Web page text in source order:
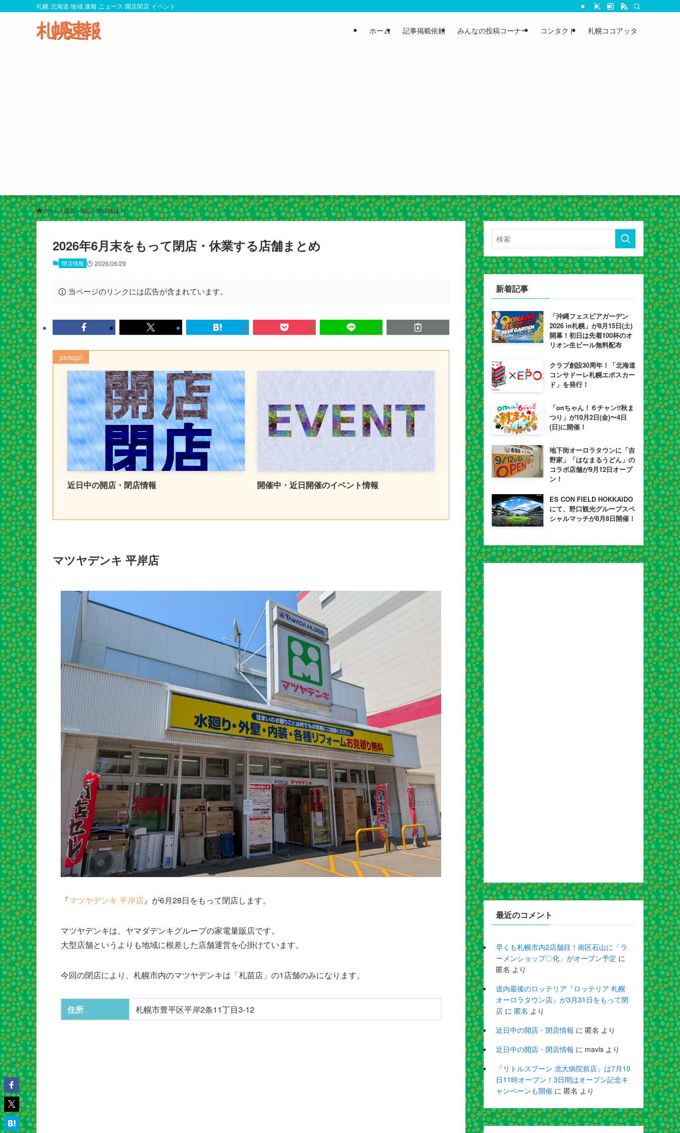
札幌 北海道 地域 速報 ニュース 開店閉店 イベント
ホーム 記事掲載依頼 みんなの投稿コーナー コンタクト 札幌ココアッタ
ホーム 開店・閉店 閉店情報
2026年6月末をもって閉店・休業する店舗まとめ
閉店情報 2026/06/29
当ページのリンクには広告が含まれています。
pickup!
近日中の開店・閉店情報 開催中・近日開催のイベント情報
マツヤデンキ 平岸店
『マツヤデンキ 平岸店』が6月28日をもって閉店します。
マツヤデンキは、ヤマダデンキグループの家電量販店です。
大型店舗というよりも地域に根差した店舗運営を心掛けています。
今回の閉店により、札幌市内のマツヤデンキは「札苗店」の1店舗のみになります。
住所 札幌市豊平区平岸2条11丁目3-12
新着記事
「沖縄フェスビアガーデン
2026 in札幌」が8月15日(土)
開幕！初日は先着100杯のオ
リオン生ビール無料配布
クラブ創設30周年！「北海道
コンサドーレ札幌エポスカー
ド」を発行！
「onちゃん！６チャン!!秋ま
つり」が10月2日(金)〜4日
(日)に開催！
地下街オーロラタウンに「吉
野家」「はなまるうどん」の
コラボ店舗が9月12日オープ
ン！
ES CON FIELD HOKKAIDO
にて、野口観光グループスペ
シャルマッチが8月8日開催！
最近のコメント
早くも札幌市内2店舗目！南区石山に「ラ
ーメンショップ〇化」がオープン予定 に
匿名 より
道内最後のロッテリア『ロッテリア 札幌
オーロラタウン店』が3月31日をもって閉
店 に 匿名 より
近日中の開店・閉店情報 に 匿名 より
近日中の開店・閉店情報 に mavis より
『リトルスプーン 北大病院前店』は7月10
日11時オープン！3日間はオープン記念キ
ャンペーンも開催 に 匿名 より